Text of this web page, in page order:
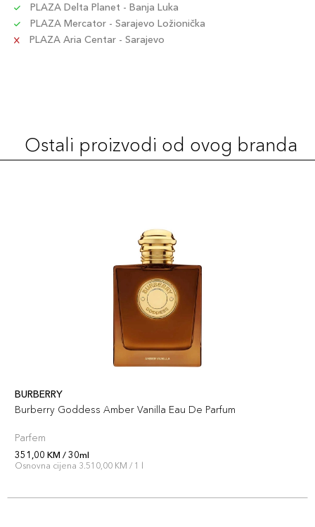
PLAZA Delta Planet - Banja Luka
PLAZA Mercator - Sarajevo Ložionička
PLAZA Aria Centar - Sarajevo
Ostali proizvodi od ovog branda
BURBERRY
Burberry Goddess Amber Vanilla Eau De Parfum
Parfem
351,00 KM / 30ml
Osnovna cijena 3.510,00 KM / 1 l